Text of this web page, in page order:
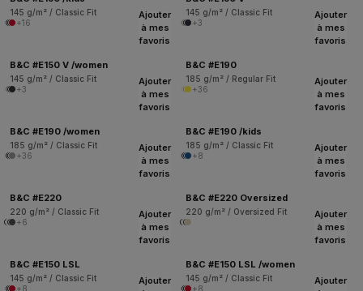
145 g/m² / Classic Fit
+16
145 g/m² / Classic Fit
+3
Ajouter
à mes
favoris
B&C #E150 V /women
145 g/m² / Classic Fit
+3
Ajouter
à mes
favoris
B&C #E190
185 g/m² / Regular Fit
+36
Ajouter
à mes
favoris
B&C #E190 /women
185 g/m² / Classic Fit
+36
Ajouter
à mes
favoris
B&C #E190 /kids
185 g/m² / Classic Fit
+8
Ajouter
à mes
favoris
B&C #E220
220 g/m² / Classic Fit
+6
Ajouter
à mes
favoris
B&C #E220 Oversized
220 g/m² / Oversized Fit
Ajouter
à mes
favoris
B&C #E150 LSL
145 g/m² / Classic Fit
+8
Ajouter
à mes
favoris
B&C #E150 LSL /women
145 g/m² / Classic Fit
+8
Ajouter
Ajouter